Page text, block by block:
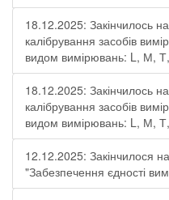
18.12.2025: Закінчилось
калібрування засобів
видом вимірювань: L, М,
18.12.2025: Закінчилось
калібрування засобів
видом вимірювань: L, М,
12.12.2025: Закінчилося
"Забезпечення єдності